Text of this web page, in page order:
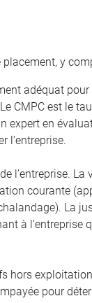
y
adéquat
CMPC est le
expert en
l’entreprise.
l’entreprise. La
courante
La
à l’entreprise
hors
pour